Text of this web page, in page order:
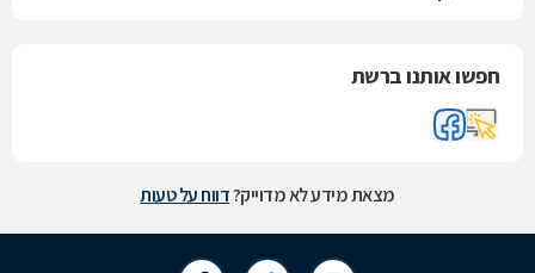
חפשו אותנו ברשת
מצאת מידע לא מדוייק?דווח על טעות